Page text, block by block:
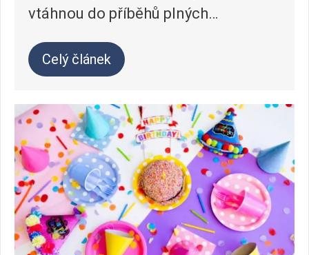
vtáhnou do příběhů plných…
Celý článek